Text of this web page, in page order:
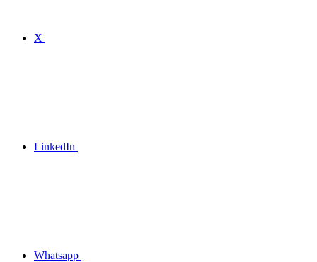
X
LinkedIn
Whatsapp